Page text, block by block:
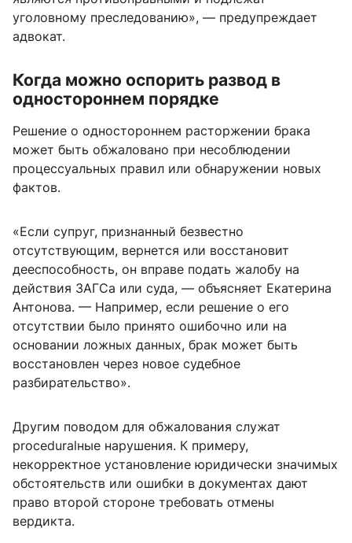
уголовному преследованию», — предупреждает
адвокат.
Когда можно оспорить развод в
одностороннем порядке
Решение о одностороннем расторжении брака
может быть обжаловано при несоблюдении
процессуальных правил или обнаружении новых
фактов.
«Если супруг, признанный безвестно
отсутствующим, вернется или восстановит
дееспособность, он вправе подать жалобу на
действия ЗАГСа или суда, — объясняет Екатерина
Антонова. — Например, если решение о его
отсутствии было принято ошибочно или на
основании ложных данных, брак может быть
восстановлен через новое судебное
разбирательство».
Другим поводом для обжалования служат
proceduralные нарушения. К примеру,
некорректное установление юридически значимых
обстоятельств или ошибки в документах дают
право второй стороне требовать отмены
вердикта.